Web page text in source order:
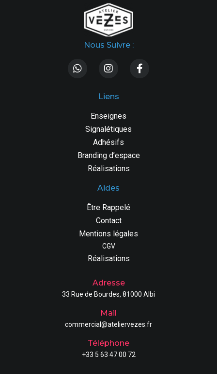
Nous Suivre :
Liens
Enseignes
Signalétiques
Adhésifs
Branding d’espace
Réalisations
Aides
Être Rappelé
Contact
Mentions légales
CGV
Réalisations
Adresse
33 Rue de Bourdes, 81000 Albi
Mail
commercial@ateliervezes.fr
Téléphone
+33 5 63 47 00 72